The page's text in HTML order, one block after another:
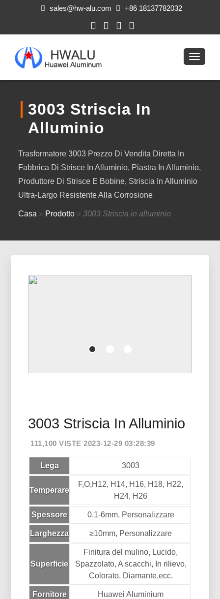
sales@hw-alu.com +86 18137782032
3003 Striscia In
Alluminio
Trasformatore 3003 Prezzo Di Vendita Diretta In
Fabbrica Di Strisce In Alluminio, Piastra In Alluminio,
Produttore Di Strisce E Bobine, Striscia In Alluminio
Ultra-Largo Resistente Alla Corrosione
Casa » Prodotto »3003 Striscia in alluminio
3003 Striscia In Alluminio
111,100 VISTE 2023-12-29 03:28:39
Lega 3003
Temperare
F,O,H12, H14, H16, H18, H22,
H24, H26
Spessore 0.1-6mm, Personalizzare
Larghezza ≥10mm, Personalizzare
Superficie
Finitura del mulino, Lucido,
Spazzolato, A scacchi, In rilievo,
Colorato, Diamante,ecc.
Fornitore Huawei Aluminium